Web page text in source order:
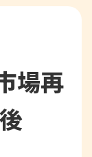
場再